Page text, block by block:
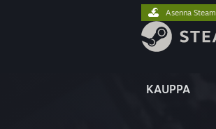
KAUPPA
Asenna Steam